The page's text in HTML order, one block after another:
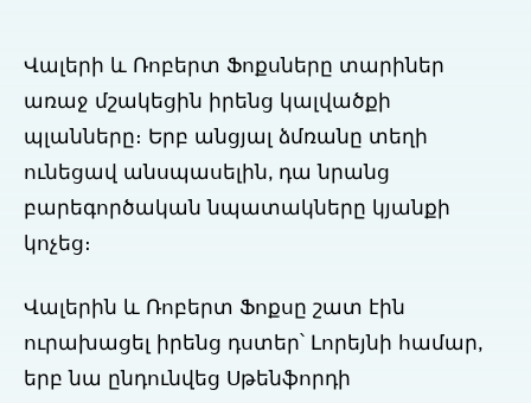
Վալերի և Ռոբերտ Ֆոքսները տարիներ
առաջ մշակեցին իրենց կալվածքի
պլանները։ Երբ անցյալ ձմռանը տեղի
ունեցավ անսպասելին, դա նրանց
բարեգործական նպատակները կյանքի
կոչեց։
Վալերին և Ռոբերտ Ֆոքսը շատ էին
ուրախացել իրենց դստեր՝ Լորեյնի համար,
երբ նա ընդունվեց Սթենֆորդի